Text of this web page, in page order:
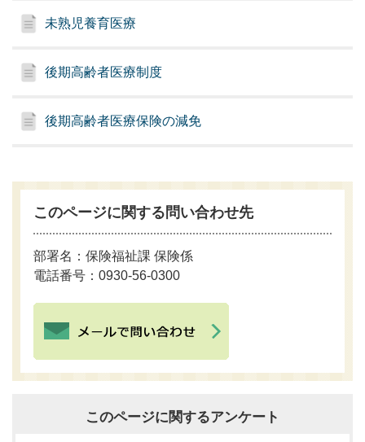
未熟児養育医療
後期高齢者医療制度
後期高齢者医療保険の減免
このページに関する問い合わせ先
部署名：保険福祉課 保険係
電話番号：0930-56-0300
このページに関するアンケート